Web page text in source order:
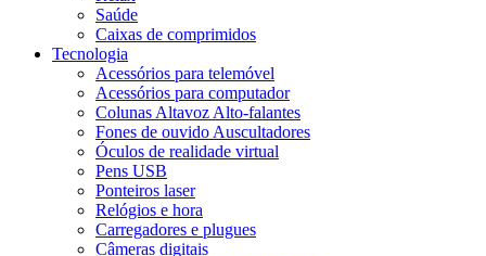
Saúde
Caixas de comprimidos
Tecnologia
Acessórios para telemóvel
Acessórios para computador
Colunas Altavoz Alto-falantes
Fones de ouvido Auscultadores
Óculos de realidade virtual
Pens USB
Ponteiros laser
Relógios e hora
Carregadores e plugues
Câmeras digitais